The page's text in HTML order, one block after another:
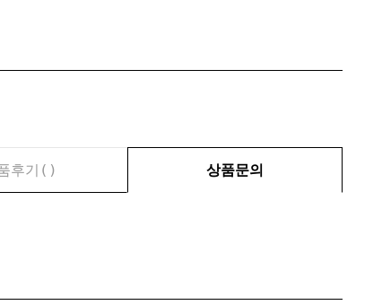
후기( ) 상품문의